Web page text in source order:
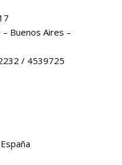
– Buenos Aires –
/ 4539725